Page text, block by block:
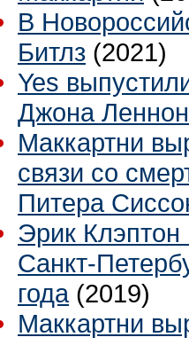
В
Битлз (2021)
Yes
Джона
Маккартни
связи со
Питера
Эрик
Санкт-
года (2019)
Маккартни